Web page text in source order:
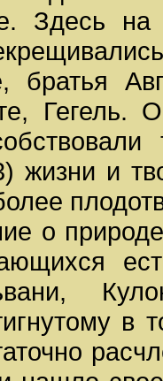
Здесь на
братья
Гегель.
жизни и
о
в